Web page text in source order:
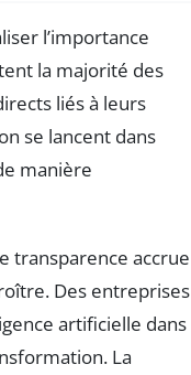
l’importance
la majorité des
liés à leurs
se lancent dans
manière
transparence accrue
Des entreprises
artificielle dans
La